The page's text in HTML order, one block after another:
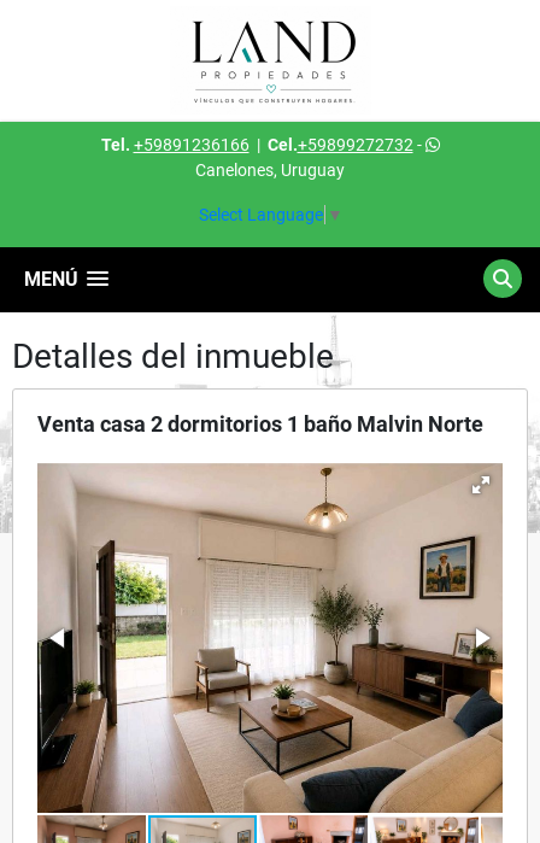
Tel. +59891236166| Cel.+59899272732 -
Canelones, Uruguay
Select Language ▼
MENÚ
Detalles del inmueble
Venta casa 2 dormitorios 1 baño Malvin Norte